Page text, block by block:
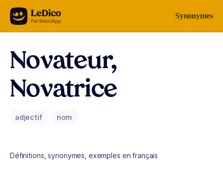
Aller au contenu Synonymes
Novateur,
Novatrice
adjectif nom
Définitions, synonymes, exemples en français